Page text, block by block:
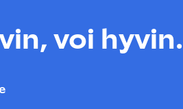
voi hyvin.